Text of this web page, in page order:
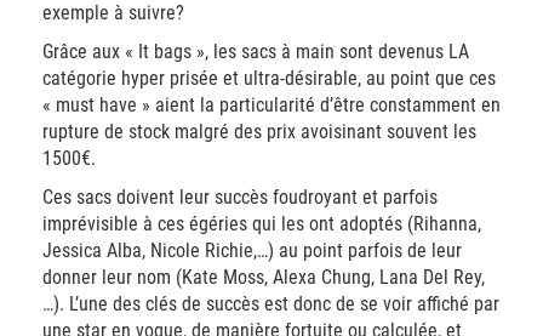
exemple à suivre?
Grâce aux « It bags », les sacs à main sont devenus LA
catégorie hyper prisée et ultra-désirable, au point que ces
« must have » aient la particularité d’être constamment en
rupture de stock malgré des prix avoisinant souvent les
1500€.
Ces sacs doivent leur succès foudroyant et parfois
imprévisible à ces égéries qui les ont adoptés (Rihanna,
Jessica Alba, Nicole Richie,…) au point parfois de leur
donner leur nom (Kate Moss, Alexa Chung, Lana Del Rey,
…). L’une des clés de succès est donc de se voir affiché par
une star en vogue, de manière fortuite ou calculée, et